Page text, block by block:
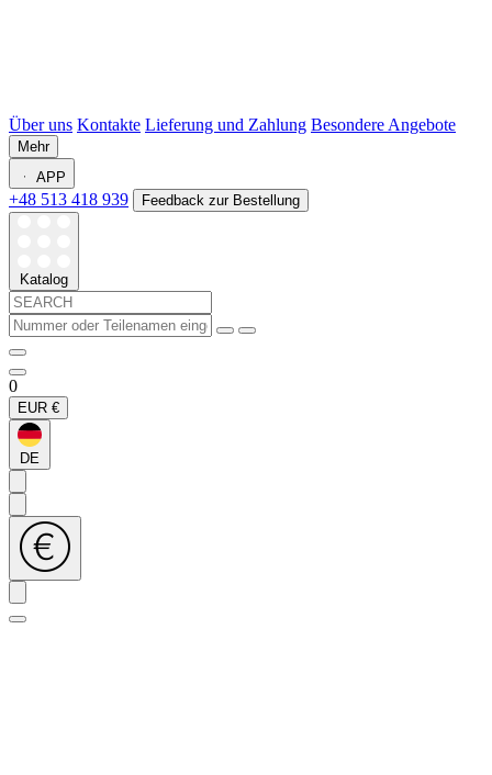
Über uns Kontakte Lieferung und Zahlung Besondere Angebote
Mehr
APP
+48 513 418 939 Feedback zur Bestellung
Katalog
0
EUR €
DE